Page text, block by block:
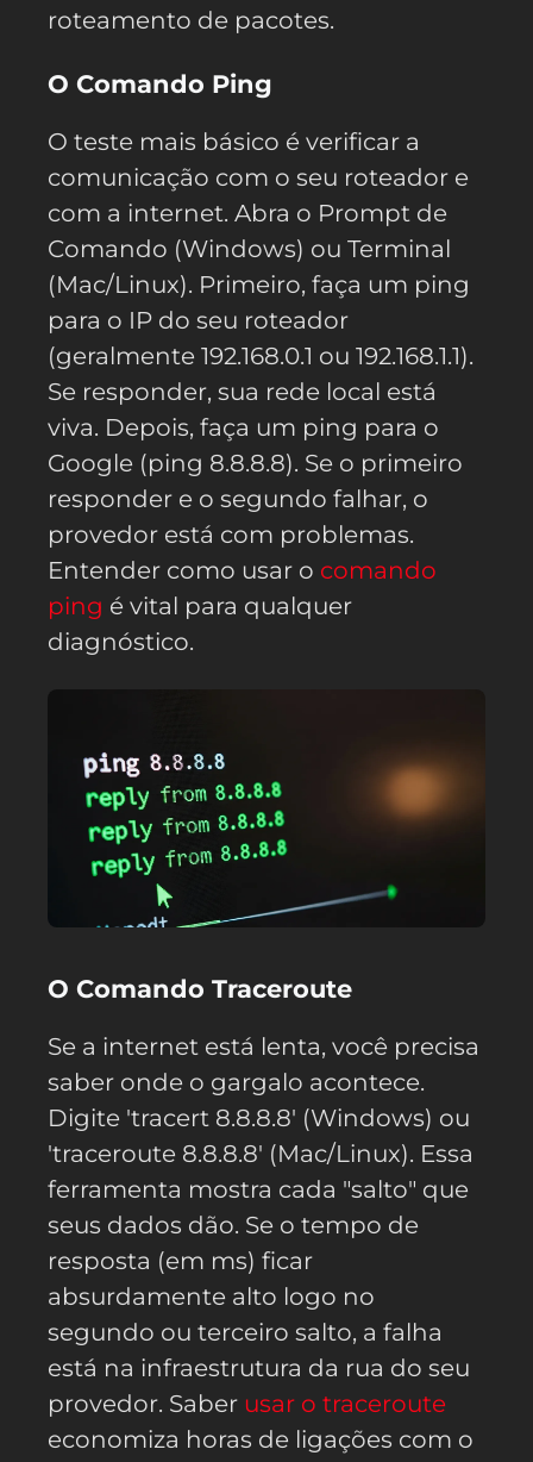
roteamento de pacotes.
O Comando Ping
O teste mais básico é verificar a
comunicação com o seu roteador e
com a internet. Abra o Prompt de
Comando (Windows) ou Terminal
(Mac/Linux). Primeiro, faça um ping
para o IP do seu roteador
(geralmente 192.168.0.1 ou 192.168.1.1).
Se responder, sua rede local está
viva. Depois, faça um ping para o
Google (ping 8.8.8.8). Se o primeiro
responder e o segundo falhar, o
provedor está com problemas.
Entender como usar o comando
ping é vital para qualquer
diagnóstico.
O Comando Traceroute
Se a internet está lenta, você precisa
saber onde o gargalo acontece.
Digite 'tracert 8.8.8.8' (Windows) ou
'traceroute 8.8.8.8' (Mac/Linux). Essa
ferramenta mostra cada "salto" que
seus dados dão. Se o tempo de
resposta (em ms) ficar
absurdamente alto logo no
segundo ou terceiro salto, a falha
está na infraestrutura da rua do seu
provedor. Saber usar o traceroute
economiza horas de ligações com o